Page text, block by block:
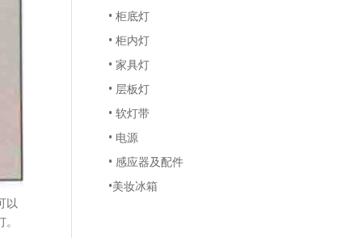
以
• 柜底灯
• 柜内灯
• 家具灯
• 层板灯
• 软灯带
• 电源
• 感应器及配件
•美妆冰箱